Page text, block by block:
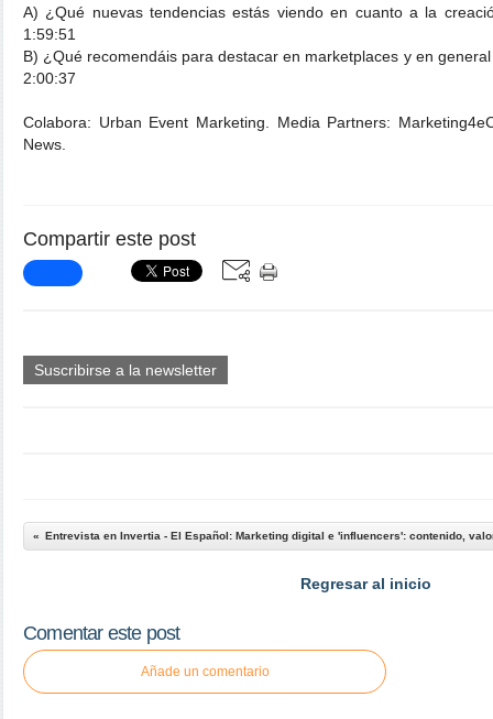
A) ¿Qué nuevas tendencias estás viendo en cuanto a la
1:59:51
B) ¿Qué recomendáis para destacar en marketplaces y en
2:00:37
Colabora: Urban Event Marketing. Media Partners:
News.
Compartir este post
Suscribirse a la newsletter
Regresar al inicio
Comentar este post
Añade un comentario